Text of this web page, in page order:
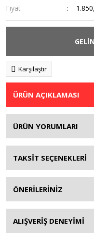
Fiyat
Karşılaştır
ÜRÜN AÇIKLAMASI
ÜRÜN YORUMLARI
TAKSİT SEÇENEKLERİ
ÖNERİLERİNİZ
ALIŞVERİŞ DENEYİMİ